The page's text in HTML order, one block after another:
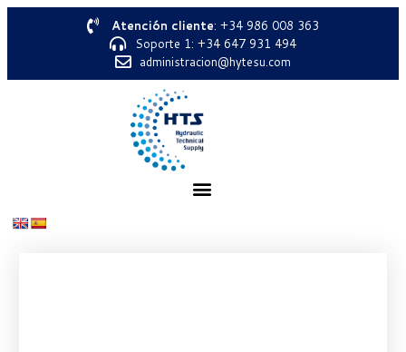
Atención cliente: +34 986 008 363
Soporte 1: +34 647 931 494
administracion@hytesu.com